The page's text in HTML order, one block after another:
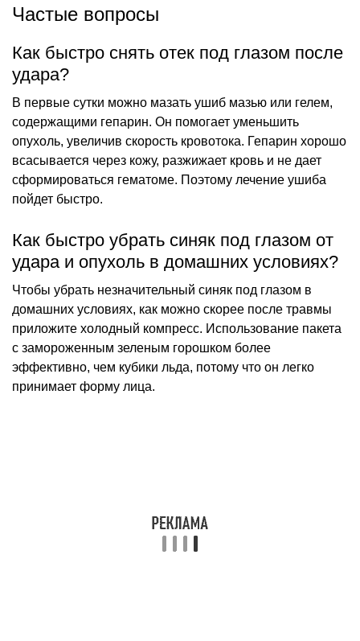
Частые вопросы
Как быстро снять отек под глазом после
удара?
В первые сутки можно мазать ушиб мазью или гелем,
содержащими гепарин. Он помогает уменьшить
опухоль, увеличив скорость кровотока. Гепарин хорошо
всасывается через кожу, разжижает кровь и не дает
сформироваться гематоме. Поэтому лечение ушиба
пойдет быстро.
Как быстро убрать синяк под глазом от
удара и опухоль в домашних условиях?
Чтобы убрать незначительный синяк под глазом в
домашних условиях, как можно скорее после травмы
приложите холодный компресс. Использование пакета
с замороженным зеленым горошком более
эффективно, чем кубики льда, потому что он легко
принимает форму лица.